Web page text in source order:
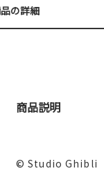
の詳細
商品説明
© Studio Ghibli